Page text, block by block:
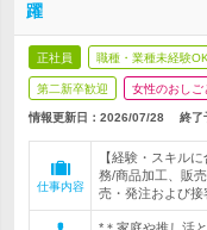
躍
正社員 職種・業種未経験OK
第二新卒歓迎 女性のおしご
情報更新日：2026/07/28 終了
仕事内容
【経験・スキル
務/商品加工、販
売・発注および接
*＊家庭や推し活